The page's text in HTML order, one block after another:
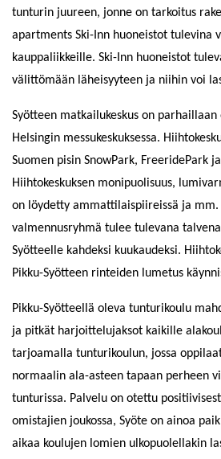
tunturin juureen, jonne on tarkoitus
apartments Ski-Inn huoneistot tulevina
kauppaliikkeille. Ski-Inn huoneistot
välittömään läheisyyteen ja niihin voi
Syötteen matkailukeskus on parhaillaan
Helsingin messukeskuksessa.
Suomen pisin SnowPark, FreeridePark
Hiihtokeskuksen monipuolisuus,
on löydetty ammattilaispiireissä ja mm.
valmennusryhmä tulee tulevana
Syötteelle kahdeksi kuukaudeksi.
Pikku-Syötteen rinteiden lumetus
Pikku-Syötteellä oleva tunturikoulu
ja pitkät harjoittelujaksot kaikille
tarjoamalla tunturikoulun, jossa
normaalin ala-asteen tapaan perheen
tunturissa. Palvelu on otettu
omistajien joukossa, Syöte on ainoa
aikaa koulujen lomien ulkopuolellakin